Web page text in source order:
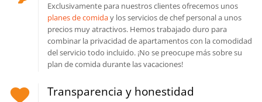
Exclusivamente para nuestros clientes ofrecemos unos
planes de comiday los servicios de chef personal a unos
precios muy atractivos. Hemos trabajado duro para
combinar la privacidad de apartamentos con la comodidad
del servicio todo incluido. ¡No se preocupe más sobre su
plan de comida durante las vacaciones!
Transparencia y honestidad